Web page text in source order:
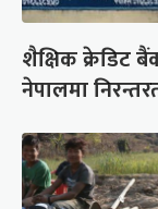
शैक्षिक क्रेडिट
नेपालमा